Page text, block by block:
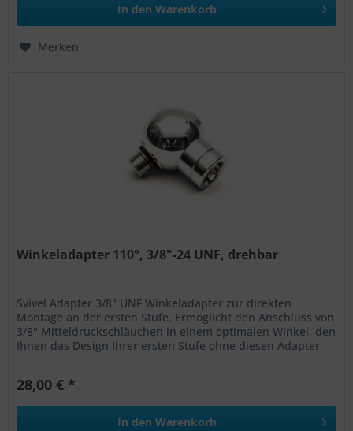
In den Warenkorb
Merken
Winkeladapter 110°, 3/8"-24 UNF, drehbar
Svivel Adapter 3/8" UNF Winkeladapter zur direkten
Montage an der ersten Stufe. Ermöglicht den Anschluss von
3/8" Mitteldruckschläuchen in einem optimalen Winkel, den
Ihnen das Design Ihrer ersten Stufe ohne diesen Adapter
28,00 € *
In den Warenkorb